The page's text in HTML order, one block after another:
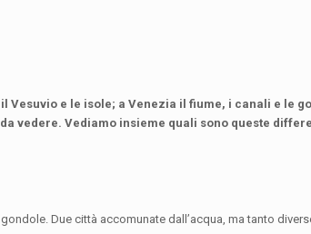
Vesuvio e le isole; a Venezia il fiume, i canali e le
vedere. Vediamo insieme quali sono queste
Due città accomunate dall’acqua, ma tanto